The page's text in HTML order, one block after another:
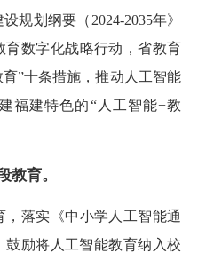
划纲要（2024-2035年》
数字化战略行动，省教育
”十条措施，推动人工智能
福建特色的“人工智能+教
教育。
落实《中小学人工智能通
鼓励将人工智能教育纳入校